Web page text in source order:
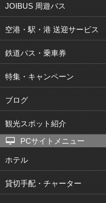
JOIBUS 周遊バス
空港・駅・港 送迎サービス
鉄道パス・乗車券
特集・キャンペーン
ブログ
観光スポット紹介
PCサイトメニュー
ホテル
貸切手配・チャーター